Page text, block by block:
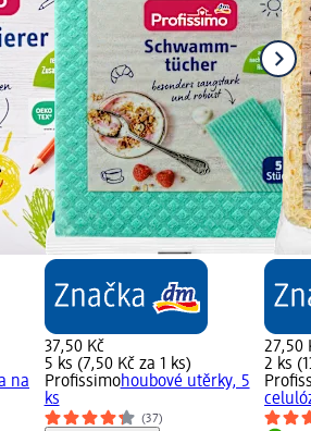
na
37,50 Kč
5 ks (7,50 Kč za 1 ks)
Profissimohoubové utěrky, 5
ks
(37)
27,50
2 ks